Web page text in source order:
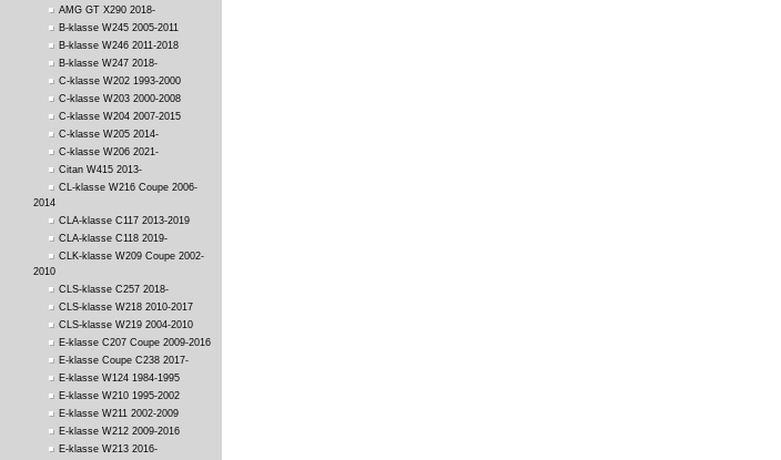
AMG GT X290 2018-
B-klasse W245 2005-2011
B-klasse W246 2011-2018
B-klasse W247 2018-
C-klasse W202 1993-2000
C-klasse W203 2000-2008
C-klasse W204 2007-2015
C-klasse W205 2014-
C-klasse W206 2021-
Citan W415 2013-
CL-klasse W216 Coupe 2006-
2014
CLA-klasse C117 2013-2019
CLA-klasse C118 2019-
CLK-klasse W209 Coupe 2002-
2010
CLS-klasse C257 2018-
CLS-klasse W218 2010-2017
CLS-klasse W219 2004-2010
E-klasse C207 Coupe 2009-2016
E-klasse Coupe C238 2017-
E-klasse W124 1984-1995
E-klasse W210 1995-2002
E-klasse W211 2002-2009
E-klasse W212 2009-2016
E-klasse W213 2016-